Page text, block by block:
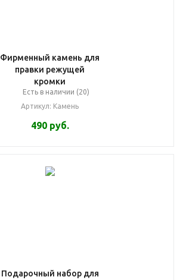
Фирменный камень для
правки режущей
кромки
Есть в наличии (20)
Артикул: Камень
490руб.
Подарочный набор для